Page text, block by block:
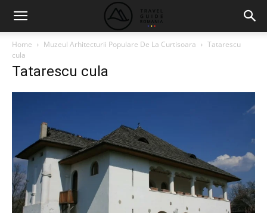
Home Muzeul Arhitecturii Populare De La Curtisoara
Tatarescu
cula
Tatarescu cula